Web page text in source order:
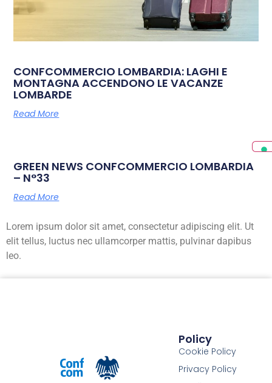
CONFCOMMERCIO LOMBARDIA: LAGHI E
MONTAGNA ACCENDONO LE VACANZE
LOMBARDE
Read More
GREEN NEWS CONFCOMMERCIO LOMBARDIA
– N°33
Read More
Lorem ipsum dolor sit amet, consectetur adipiscing elit. Ut
elit tellus, luctus nec ullamcorper mattis, pulvinar dapibus
leo.
Policy
Cookie Policy
Privacy Policy